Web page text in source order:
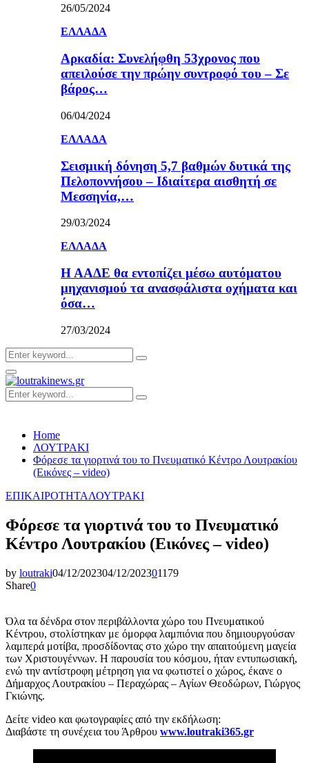
26/05/2024
ΕΛΛΑΔΑ
Αρκαδία: Συνελήφθη 53χρονος που
απειλούσε την πρώην συντροφό του – Σε
βάρος…
06/04/2024
ΕΛΛΑΔΑ
Σεισμική δόνηση 5,7 βαθμών δυτικά της
Πελοποννήσου – Ιδιαίτερα αισθητή σε
Μεσσηνία,…
29/03/2024
ΕΛΛΑΔΑ
Η ΑΑΔΕ θα εντοπίζει μέσω αυτόματου
μηχανισμού τα ανασφάλιστα οχήματα και
όσα…
27/03/2024
Search
for:
Search
Primary
Menu
Search
for:
Search
Home
ΛΟΥΤΡΑΚΙ
Φόρεσε τα γιορτινά του το Πνευματικό Κέντρο Λουτρακίου
(Εικόνες – video)
ΕΠΙΚΑΙΡΟΤΗΤΑΛΟΥΤΡΑΚΙ
Φόρεσε τα γιορτινά του το Πνευματικό
Κέντρο Λουτρακίου (Εικόνες – video)
by loutraki04/12/202304/12/202301179
Share0
Όλα τα δένδρα στον περιβάλλοντα χώρο του Πνευματικού
Κέντρου, στολίστηκαν με όμορφα λαμπιόνια που δημιουργούσαν
λαμπερά μοτίβα, προσδίδοντας στο χώρο την απαιτούμενη μαγεία
των Χριστουγέννων. Η παρουσία του κόσμου, ήταν εντυπωσιακή,
ενώ την αντίστροφη μέτρηση για να φωτιστεί ο χώρος, έκανε ο
Δήμαρχος Λουτρακίου – Περαχώρας – Αγίων Θεοδώρων, Γιώργος
Γκιώνης.
Δείτε video και φωτογραφίες από την εκδήλωση:
Διαβάστε τη συνέχεια του Άρθρου www.loutraki365.gr